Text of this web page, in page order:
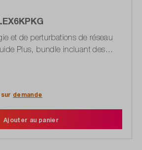
et de perturbations de réseau
Plus, bundle incluant des
demande
Ajouter au panier